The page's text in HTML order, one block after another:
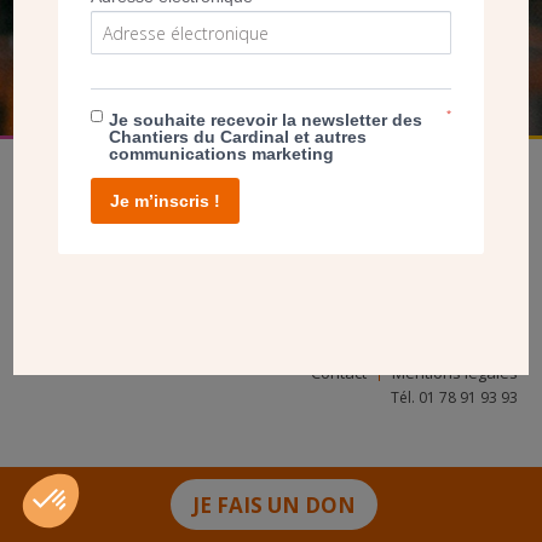
JE FAIS UN DON
FAIRE UN DON
Contact Mentions légales
Tél. 01 78 91 93 93
Je souhaite recevoir la newsletter des
Chantiers du Cardinal et autres
communications marketing
*
Je m’inscris !